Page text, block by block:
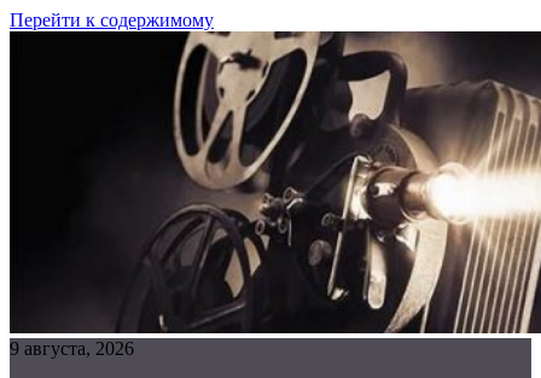
Перейти к содержимому
9 августа, 2026